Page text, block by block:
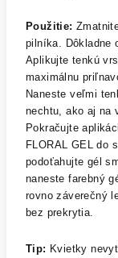
Použitie:
pilníka. Dôkladne
Aplikujte tenkú
maximálnu
Naneste veľmi
nechtu, ako aj na
Pokračujte
FLORAL GEL do
podoťahujte gél
naneste farebný
rovno záverečný
bez prekrytia.
Tip: Kvietky